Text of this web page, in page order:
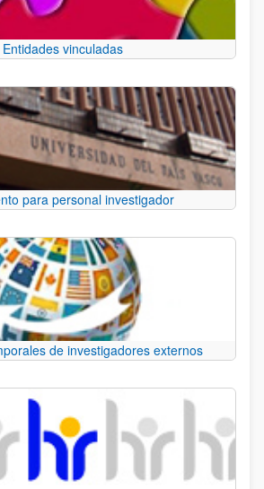
Entidades vinculadas
para personal investigador
de investigadores externos